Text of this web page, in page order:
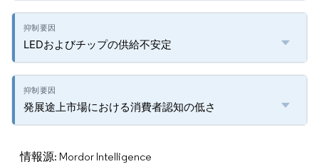
LEDおよびチップの供給不安定
発展途上市場における消費者認知の低さ
情報源: Mordor Intelligence